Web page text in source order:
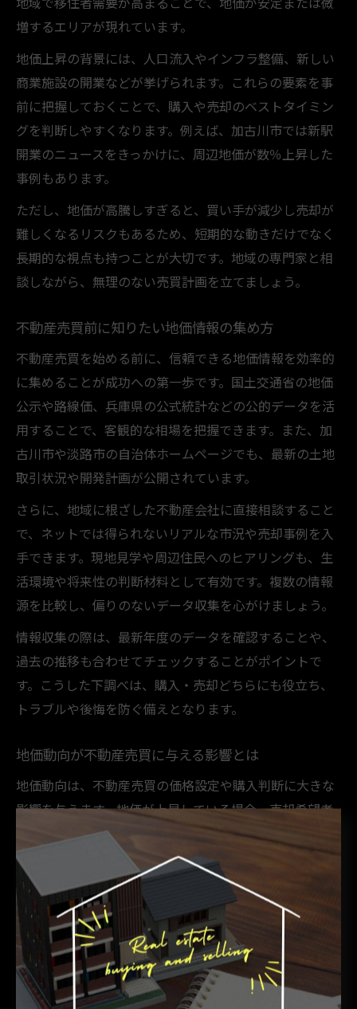
増するエリアが現れています。
地価上昇の背景には、人口流入やインフラ整備、新しい
商業施設の開業などが挙げられます。これらの要素を事
前に把握しておくことで、購入や売却のベストタイミン
グを判断しやすくなります。例えば、加古川市では新駅
開業のニュースをきっかけに、周辺地価が数％上昇した
事例もあります。
ただし、地価が高騰しすぎると、買い手が減少し売却が
難しくなるリスクもあるため、短期的な動きだけでなく
長期的な視点も持つことが大切です。地域の専門家と相
談しながら、無理のない売買計画を立てましょう。
不動産売買前に知りたい地価情報の集め方
不動産売買を始める前に、信頼できる地価情報を効率的
に集めることが成功への第一歩です。国土交通省の地価
公示や路線価、兵庫県の公式統計などの公的データを活
用することで、客観的な相場を把握できます。また、加
古川市や淡路市の自治体ホームページでも、最新の土地
取引状況や開発計画が公開されています。
さらに、地域に根ざした不動産会社に直接相談すること
で、ネットでは得られないリアルな市況や売却事例を入
手できます。現地見学や周辺住民へのヒアリングも、生
活環境や将来性の判断材料として有効です。複数の情報
源を比較し、偏りのないデータ収集を心がけましょう。
情報収集の際は、最新年度のデータを確認することや、
過去の推移も合わせてチェックすることがポイントで
す。こうした下調べは、購入・売却どちらにも役立ち、
トラブルや後悔を防ぐ備えとなります。
地価動向が不動産売買に与える影響とは
地価動向は、不動産売買の価格設定や購入判断に大きな
影響を与えます。地価が上昇している場合、売却希望者
は高値での成約が期待できますが、購入希望者にとって
は予算オーバーや希望エリアの物件不足に悩むこともあ
ります。反対に、地価が下落傾向の場合、買い手側には
有利な条件が増える一方、売却側にとっては価格調整や
売却期間の長期化リスクが生じます。
淡路市や加古川市のように、地域ごとに地価動向が異な
る場合は、エリア特性や将来の見通しを重視した戦略が